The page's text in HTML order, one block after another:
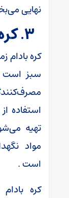
نهایی
کره
سبز است
استفاده
تهیه
مواد
است .
کره